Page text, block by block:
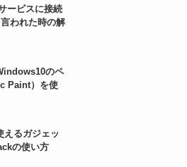
ービスに接続
われた時の解
のペ
Paint）を使
えるガジェッ
の使い方